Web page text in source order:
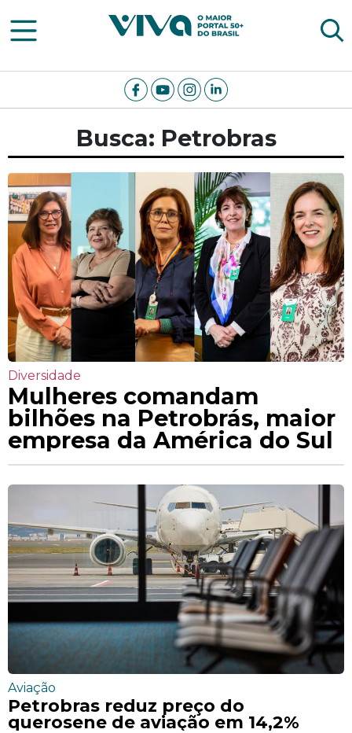
Viva Notícias
Busca: Petrobras
Diversidade
Mulheres comandam
bilhões na Petrobrás, maior
empresa da América do Sul
Aviação
Petrobras reduz preço do
querosene de aviação em 14,2%